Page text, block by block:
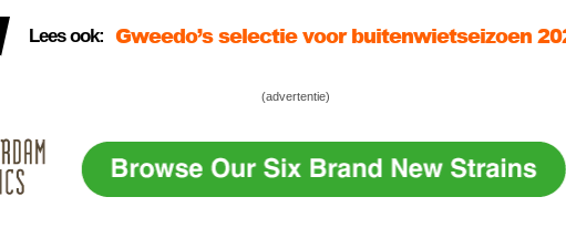
Lees ook: Gweedo’s neventaken in en om de tuin deze
En zó start de CNNBS buitenwiet test van
(advertentie)